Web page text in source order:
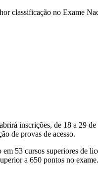
classificação no Exame
inscrições, de 18 a 29
de provas de acesso.
53 cursos superiores de
a 650 pontos no